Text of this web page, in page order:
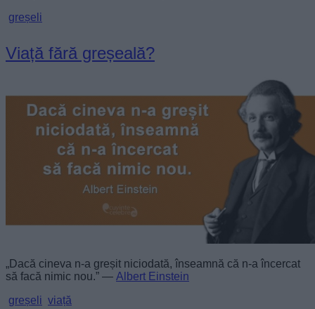
greșeli
Viață fără greșeală?
„Dacă cineva n-a greșit niciodată, înseamnă că n-a încercat
să facă nimic nou.” — Albert Einstein
greșeli viață